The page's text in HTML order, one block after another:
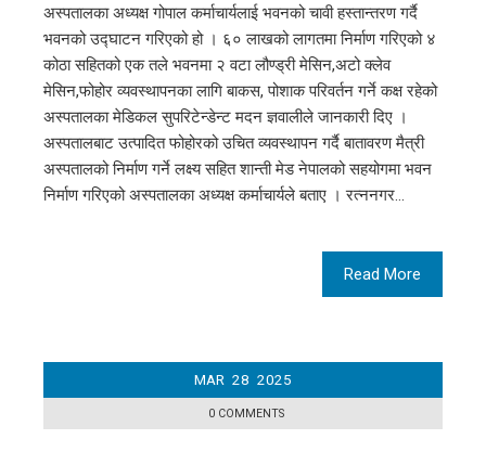
अस्पतालका अध्यक्ष गोपाल कर्माचार्यलाई भवनको चावी हस्तान्तरण गर्दै
भवनको उद्घाटन गरिएको हो । ६० लाखको लागतमा निर्माण गरिएको ४
कोठा सहितको एक तले भवनमा २ वटा लौण्ड्री मेसिन,अटो क्लेव
मेसिन,फोहोर व्यवस्थापनका लागि बाकस, पोशाक परिवर्तन गर्ने कक्ष रहेको
अस्पतालका मेडिकल सुपरिटेन्डेन्ट मदन ज्ञवालीले जानकारी दिए ।
अस्पतालबाट उत्पादित फोहोरको उचित व्यवस्थापन गर्दै बातावरण मैत्री
अस्पतालको निर्माण गर्ने लक्ष्य सहित शान्ती मेड नेपालको सहयोगमा भवन
निर्माण गरिएको अस्पतालका अध्यक्ष कर्माचार्यले बताए । रत्ननगर…
Read More
MAR 28 2025
0 COMMENTS